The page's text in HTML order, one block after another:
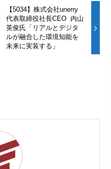
【5034】株式会社unerry
代表取締役社長CEO 内山
英俊氏「リアルとデジタ
ルが融合した環境知能を
未来に実装する」